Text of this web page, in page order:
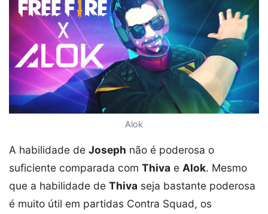
Alok
A habilidade de Joseph não é poderosa o
suficiente comparada com Thiva e Alok. Mesmo
que a habilidade de Thiva seja bastante poderosa
é muito útil em partidas Contra Squad, os